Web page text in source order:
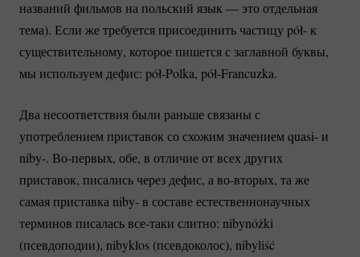
названий фильмов на польский язык — это отдельная
тема). Если же требуется присоединить частицу pół- к
существительному, которое пишется с заглавной буквы,
мы используем дефис: pół-Polka, pół-Francuzka.
Два несоответствия были раньше связаны с
употреблением приставок со схожим значением quasi- и
niby-. Во-первых, обе, в отличие от всех других
приставок, писались через дефис, а во-вторых, та же
самая приставка niby- в составе естественнонаучных
терминов писаласьвсе-таки слитно: nibynóżki
(псевдоподии), nibykłos (псевдоколос), nibyliść